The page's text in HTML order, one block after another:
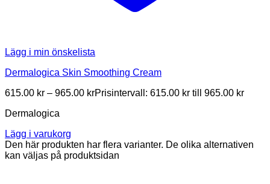
Lägg i min önskelista
Dermalogica Skin Smoothing Cream
615.00 kr – 965.00 krPrisintervall: 615.00 kr till 965.00 kr
Dermalogica
Lägg i varukorg
Den här produkten har flera varianter. De olika alternativen
kan väljas på produktsidan